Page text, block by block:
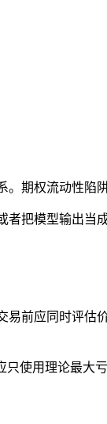
期权流动性陷
把模型输出
前应同时评
只使用理论最大